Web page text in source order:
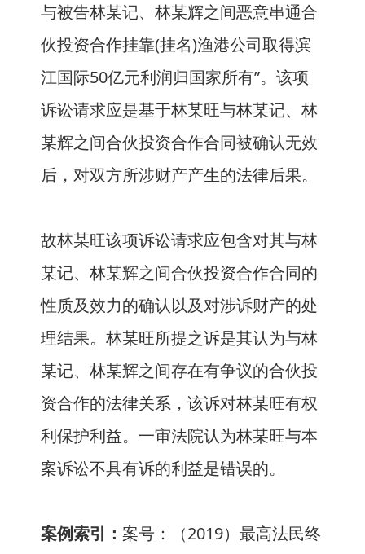
与被告林某记、林某辉之间恶意串通合
伙投资合作挂靠(挂名)渔港公司取得滨
江国际50亿元利润归国家所有”。该项
诉讼请求应是基于林某旺与林某记、林
某辉之间合伙投资合作合同被确认无效
后，对双方所涉财产产生的法律后果。
故林某旺该项诉讼请求应包含对其与林
某记、林某辉之间合伙投资合作合同的
性质及效力的确认以及对涉诉财产的处
理结果。林某旺所提之诉是其认为与林
某记、林某辉之间存在有争议的合伙投
资合作的法律关系，该诉对林某旺有权
利保护利益。一审法院认为林某旺与本
案诉讼不具有诉的利益是错误的。
案例索引： 案号：（2019）最高法民终